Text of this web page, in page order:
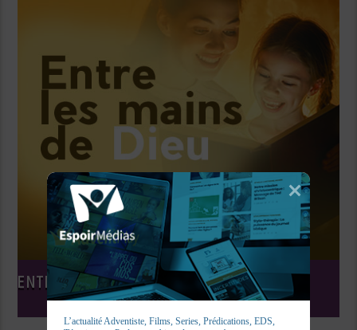
ENTRE LES MAINS DE DIEU
L’actualité Adventiste, Films, Series, Prédications, EDS,